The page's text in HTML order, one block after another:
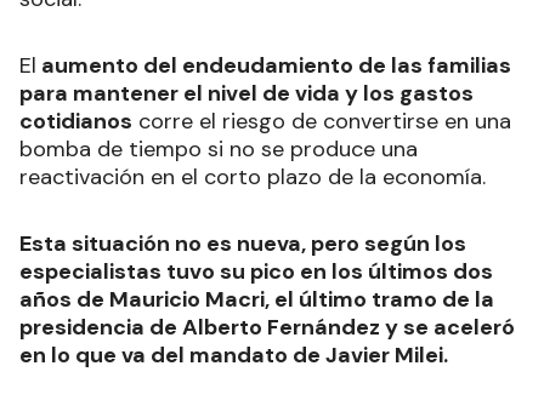
El aumento del endeudamiento de las familias
para mantener el nivel de vida y los gastos
cotidianos corre el riesgo de convertirse en una
bomba de tiempo si no se produce una
reactivación en el corto plazo de la economía.
Esta situación no es nueva, pero según los
especialistas tuvo su pico en los últimos dos
años de Mauricio Macri, el último tramo de la
presidencia de Alberto Fernández y se aceleró
en lo que va del mandato de Javier Milei.